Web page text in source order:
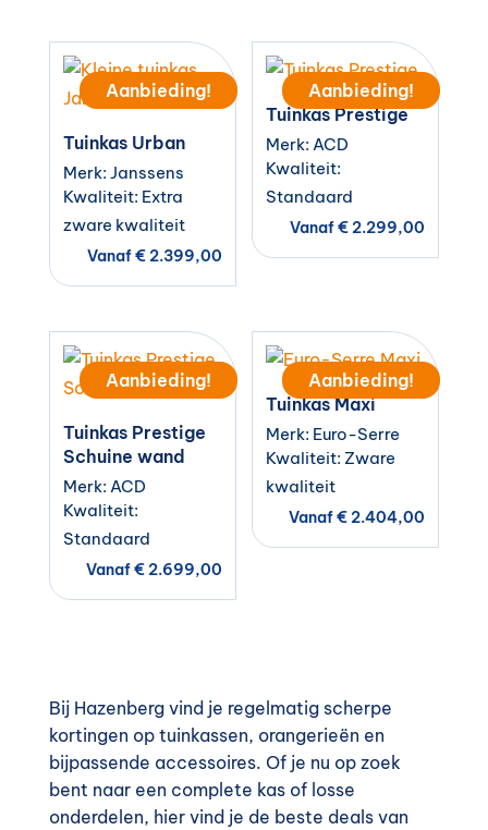
Aanbieding!
Tuinkas Urban
Merk: Janssens
Kwaliteit: Extra
zware kwaliteit
Vanaf€2.399,00
Aanbieding!
Tuinkas Prestige
Merk: ACD
Kwaliteit:
Standaard
Vanaf€ 2.299,00
Aanbieding!
Tuinkas Prestige
Schuine wand
Merk: ACD
Kwaliteit:
Standaard
Vanaf€2.699,00
Aanbieding!
Tuinkas Maxi
Merk: Euro-Serre
Kwaliteit: Zware
kwaliteit
Vanaf€ 2.404,00
Bij Hazenberg vind je regelmatig scherpe
kortingen op tuinkassen, orangerieën en
bijpassende accessoires. Of je nu op zoek
bent naar een complete kas of losse
onderdelen, hier vind je de beste deals van